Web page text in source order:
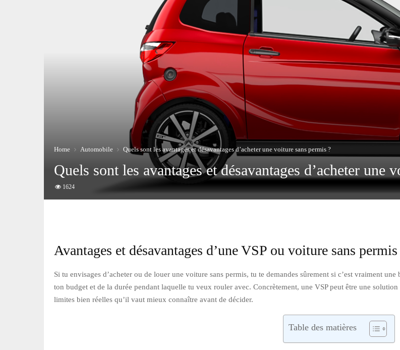
Home Automobile Quels sont les avantages et désavantages d’acheter une voiture sans permis ?
Quels sont les avantages et désavantages d’acheter une
1624
Avantages et désavantages d’une VSP ou voiture sans permis
Si tu envisages d’acheter ou de louer une voiture sans permis, tu te demandes sûrement si c’est vraiment
ton budget et de la durée pendant laquelle tu veux rouler avec. Concrètement, une VSP peut être une
limites bien réelles qu’il vaut mieux connaître avant de décider.
Table des matières